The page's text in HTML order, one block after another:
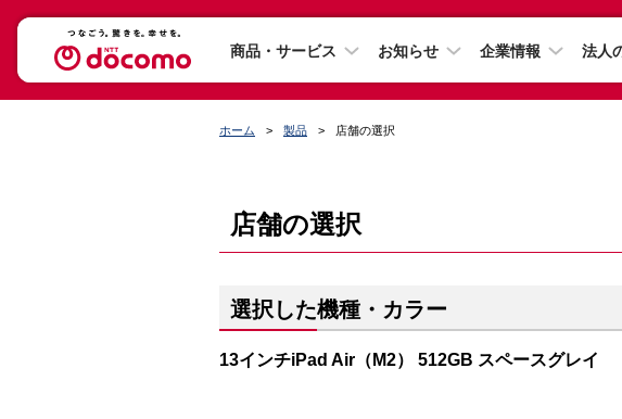
商品・サービス お知らせ 企業情報 法人
ホーム 製品 店舗の選択
店舗の選択
選択した機種・カラー
13インチiPad Air（M2） 512GB スペースグレイ